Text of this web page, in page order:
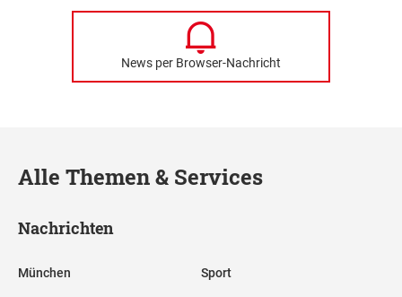
News per Browser-Nachricht
Alle Themen & Services
Nachrichten
München Sport